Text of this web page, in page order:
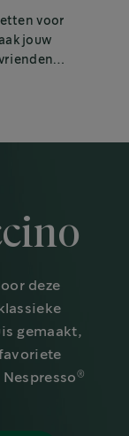
voor
jouw
deze
gemaakt,
Nespresso ®